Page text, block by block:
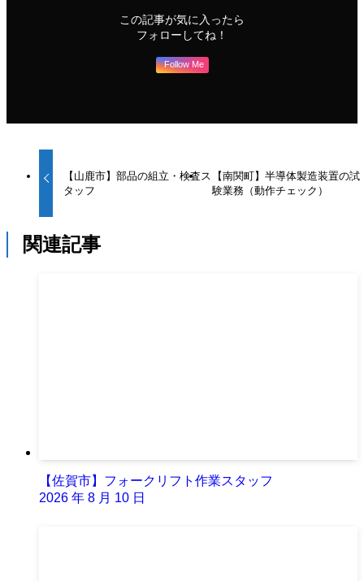
この記事が気に入ったら
フォローしてね！
Follow Me
【山鹿市】部品の組立・検査ス
タッフ
【南関町】半導体製造装置の試
験業務（動作チェック）
関連記事
【佐賀市】フォークリフト作業スタッフ
2026 年 8 月 10 日